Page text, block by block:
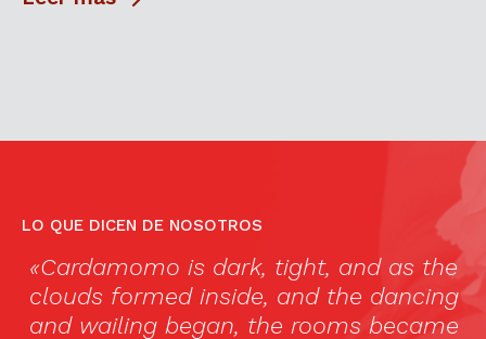
LO QUE DICEN DE NOSOTROS
«Cardamomo is dark, tight, and as the
clouds formed inside, and the dancing
and wailing began, the rooms became